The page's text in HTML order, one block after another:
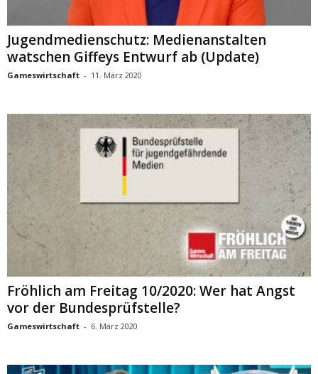
Jugendmedienschutz: Medienanstalten
watschen Giffeys Entwurf ab (Update)
Gameswirtschaft - 11. März 2020
Fröhlich am Freitag 10/2020: Wer hat Angst
vor der Bundesprüfstelle?
Gameswirtschaft - 6. März 2020